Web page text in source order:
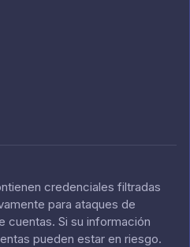
credenciales filtradas
para ataques de
cuentas. Si su información
pueden estar en riesgo.